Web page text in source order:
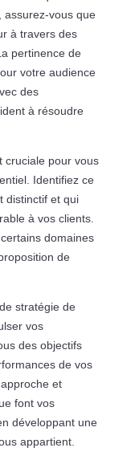
assurez-vous que
à travers des
pertinence de
votre audience
des
à résoudre
cruciale pour vous
Identifiez ce
distinctif et qui
à vos clients.
domaines
de
stratégie de
vos
des objectifs
de vos
et
font vos
développant une
appartient.